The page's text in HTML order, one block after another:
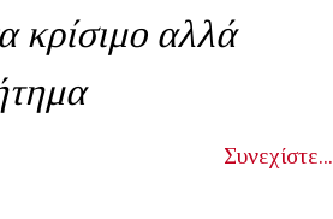
κρίσιμο αλλά
Συνεχίστε...